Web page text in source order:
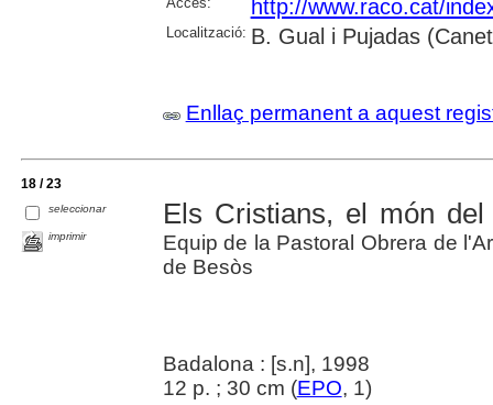
http://www.raco.cat/
Localització: B. Gual i Pujadas
Enllaç permanent a aquest
18 / 23
seleccionar
imprimir
Els Cristians, el món
Equip de la Pastoral Obrera de
de Besòs
Badalona : [s.n], 1998
12 p. ; 30 cm (EPO, 1)